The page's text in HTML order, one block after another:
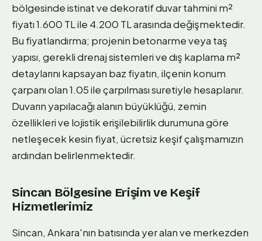
bölgesinde istinat ve dekoratif duvar tahmini m²
fiyatı 1.600 TL ile 4.200 TL arasında değişmektedir.
Bu fiyatlandırma; projenin betonarme veya taş
yapısı, gerekli drenaj sistemleri ve dış kaplama m²
detaylarını kapsayan baz fiyatın, ilçenin konum
çarpanı olan 1.05 ile çarpılması suretiyle hesaplanır.
Duvarın yapılacağı alanın büyüklüğü, zemin
özellikleri ve lojistik erişilebilirlik durumuna göre
netleşecek kesin fiyat, ücretsiz keşif çalışmamızın
ardından belirlenmektedir.
Sincan Bölgesine Erişim ve Keşif
Hizmetlerimiz
Sincan, Ankara'nın batısında yer alan ve merkezden